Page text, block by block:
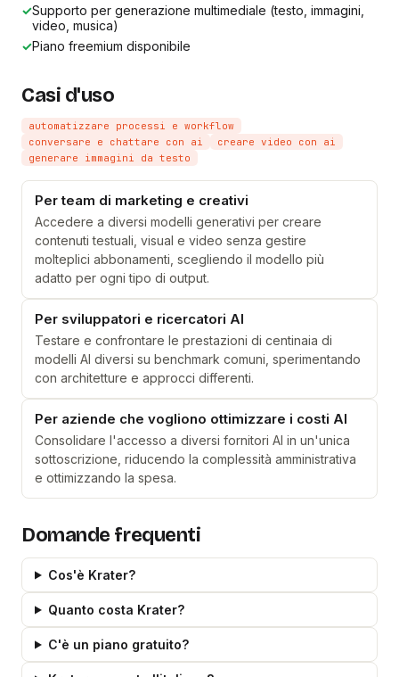
✓Supporto per generazione multimediale (testo, immagini,
video, musica)
✓Piano freemium disponibile
Casi d'uso
automatizzare processi e workflow
conversare e chattare con ai
creare video con ai
generare immagini da testo
Per team di marketing e creativi
Accedere a diversi modelli generativi per creare
contenuti testuali, visual e video senza gestire
molteplici abbonamenti, scegliendo il modello più
adatto per ogni tipo di output.
Per sviluppatori e ricercatori AI
Testare e confrontare le prestazioni di centinaia di
modelli AI diversi su benchmark comuni, sperimentando
con architetture e approcci differenti.
Per aziende che vogliono ottimizzare i costi AI
Consolidare l'accesso a diversi fornitori AI in un'unica
sottoscrizione, riducendo la complessità amministrativa
e ottimizzando la spesa.
Domande frequenti
Cos'è Krater?
Quanto costa Krater?
C'è un piano gratuito?